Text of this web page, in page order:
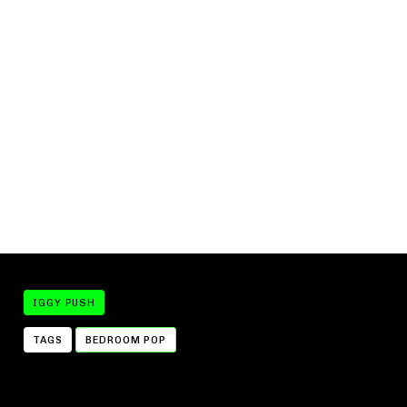
IGGY PUSH
TAGS BEDROOM POP